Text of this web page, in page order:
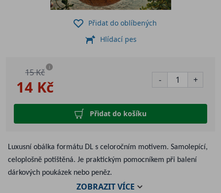
14 Kč
15 Kč i
- +
Přidat do košíku
Přidat do oblíbených
Hlídací pes
Luxusní obálka formátu DL s celoročním motivem. Samolepící,
celoplošně potištěná. Je praktickým pomocníkem při balení
dárkových poukázek nebo peněz.
ZOBRAZITVÍCE